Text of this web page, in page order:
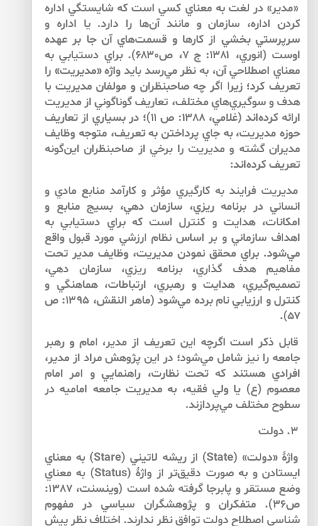
«مدير» در لغت به معناي كسي است كه شايستگي اداره
كردن اداره، سازمان و مانند آن‌ها را دارد. يا اداره و
سرپرستي بخشي از كارها و قسمت‌هاي آن جا بر عهده
اوست (انوري، ۱۳۸۱: ج ۷، ص۶۸۳۰). براي دستيابي به
معناي اصطلاحي آن، به نظر مي‌رسد بايد واژه «مديريت» را
تعريف كرد؛ زيرا اگر چه صاحب­نظران و مولفان مديريت با
هدف و سوگيري‌هاي مختلف، تعاريف گوناگوني از مديريت
ارائه كرده‌اند (غلامي، ۱۳۸۸: ص ۱۱)؛ در بسياري از تعاريف
حوزه مديريت، به جاي پرداختن به تعريف، متوجه وظايف
مديران گشته و مديريت را برخي از صاحب­نظران اين‌گونه
تعريف كرده‌اند:
مديريت فرايند به كارگيري مؤثر و كارآمد منابع مادي و
انساني در برنامه ريزي، سازمان دهي، بسيج منابع و
امكانات، هدايت و كنترل است كه براي دستيابي به
اهداف سازماني و بر اساس نظام ارزشي مورد قبول واقع
مي‌شود. براي محقق نمودن مديريت، وظايف مدير تحت
مفاهيم هدف گذاري، برنامه ريزي، سازمان دهي،
تصميم‌گيري، هدايت و رهبري، ارتباطات، هماهنگي و
كنترل و ارزيابي نام برده مي‌شود (ماهر النقش، ۱۳۹۵: ص
۵۷).
قابل ذكر است اگرچه اين تعريف از مدير، امام و رهبر
جامعه را نيز شامل مي‌شود؛ در اين پژوهش مراد از مدير،
افرادي هستند كه تحت نظارت، راهنمايي و امر امام
معصوم (ع) يا ولي فقيه، به مديريت جامعه اماميه ‌در
سطوح مختلف مي‌پردازند.
۳. دولت
واژۀ «دولت» (State) از ريشه لاتيني (Stare) به معناي
ايستادن و به صورت دقيق‌تر از واژۀ (Status) به معناي
وضع مستقر و پابرجا گرفته شده است (وينسنت، 1387:
ص36). متفكران و پژوهشگران سياسي در مفهوم
شناسي اصطلاح دولت توافق نظر ندارند. اختلاف نظر پيش